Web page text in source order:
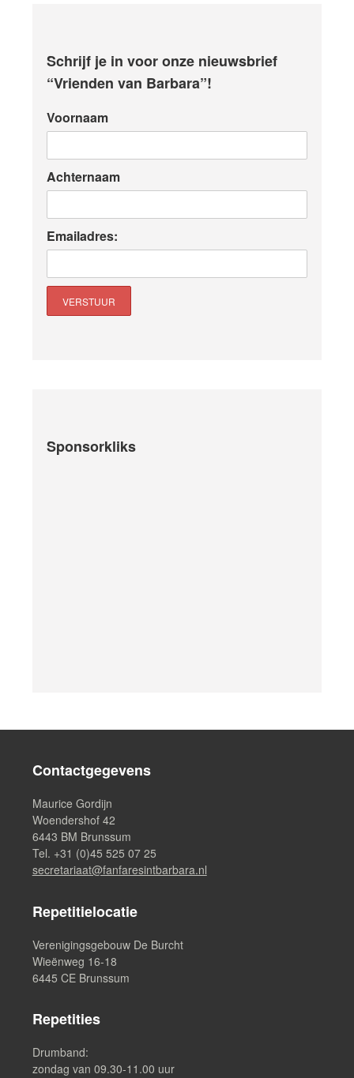
Schrijf je in voor onze nieuwsbrief
“Vrienden van Barbara”!
Voornaam
Achternaam
Emailadres:
Sponsorkliks
Contactgegevens
Maurice Gordijn
Woendershof 42
6443 BM Brunssum
Tel. +31 (0)45 525 07 25
secretariaat@fanfaresintbarbara.nl
Repetitielocatie
Verenigingsgebouw De Burcht
Wieënweg 16-18
6445 CE Brunssum
Repetities
Drumband:
zondag van 09.30-11.00 uur